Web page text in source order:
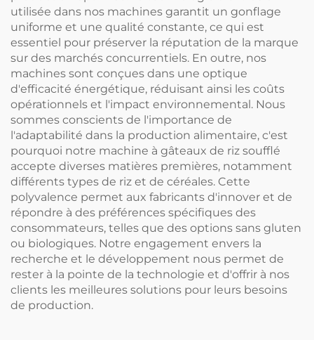
utilisée dans nos machines garantit un gonflage
uniforme et une qualité constante, ce qui est
essentiel pour préserver la réputation de la marque
sur des marchés concurrentiels. En outre, nos
machines sont conçues dans une optique
d'efficacité énergétique, réduisant ainsi les coûts
opérationnels et l'impact environnemental. Nous
sommes conscients de l'importance de
l'adaptabilité dans la production alimentaire, c'est
pourquoi notre machine à gâteaux de riz soufflé
accepte diverses matières premières, notamment
différents types de riz et de céréales. Cette
polyvalence permet aux fabricants d'innover et de
répondre à des préférences spécifiques des
consommateurs, telles que des options sans gluten
ou biologiques. Notre engagement envers la
recherche et le développement nous permet de
rester à la pointe de la technologie et d'offrir à nos
clients les meilleures solutions pour leurs besoins
de production.